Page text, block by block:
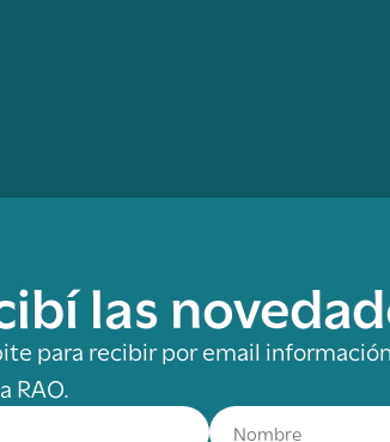
las
para recibir por email
RAO.